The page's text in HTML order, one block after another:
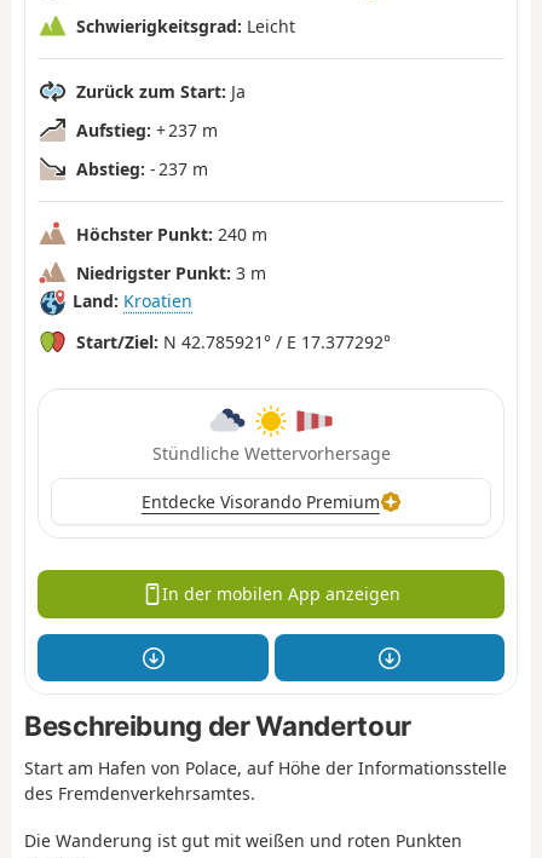
Schwierigkeitsgrad: Leicht
Zurück zum Start: Ja
Aufstieg: + 237 m
Abstieg: - 237 m
Höchster Punkt: 240 m
Niedrigster Punkt: 3 m
Land: Kroatien
Start/Ziel: N 42.785921° / E 17.377292°
Stündliche Wettervorhersage
Entdecke Visorando Premium
In der mobilen App anzeigen
Beschreibung der Wandertour
Start am Hafen von Polace, auf Höhe der Informationsstelle
des Fremdenverkehrsamtes.
Die Wanderung ist gut mit weißen und roten Punkten